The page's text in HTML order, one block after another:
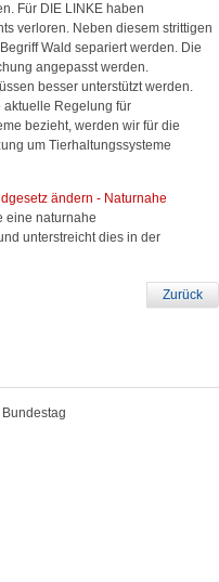
Für DIE LINKE haben
verloren. Neben diesem strittigen
Wald separiert werden. Die
angepasst werden.
besser unterstützt werden.
aktuelle Regelung für
bezieht, werden wir für die
um Tierhaltungssysteme
ändern - Naturnahe
eine naturnahe
unterstreicht dies in der
Zurück